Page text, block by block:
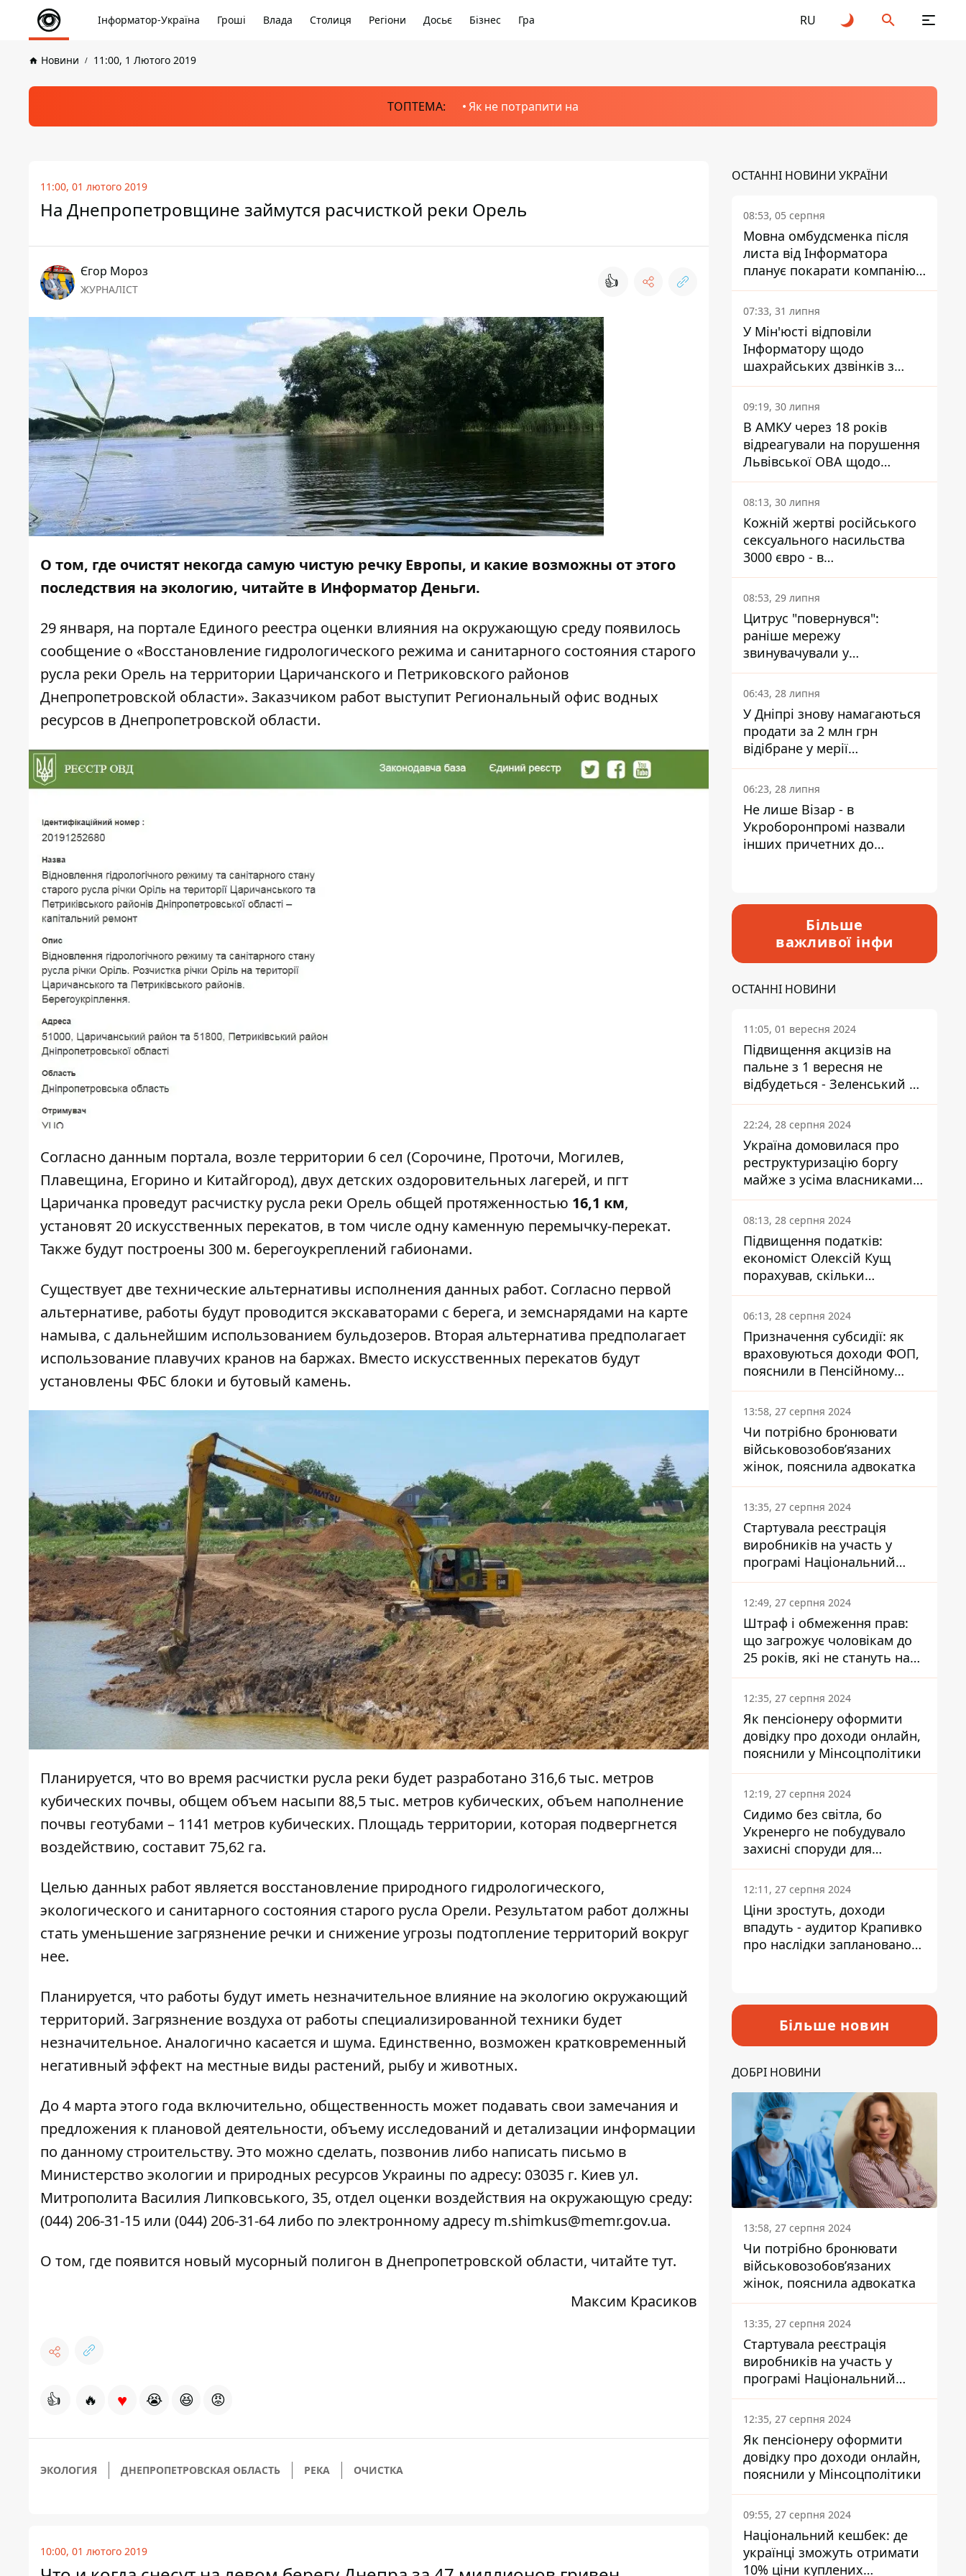
Інформатор-Україна Гроші Влада Столиця Регіони Досьє Бізнес Гра RU
Новини 11:00, 1 Лютого 2019
ТОПТЕМА: Як не потрапити на
11:00, 01 лютого 2019
На Днепропетровщине займутся расчисткой реки Орель
Єгор Мороз
ЖУРНАЛІСТ 👍
О том, где очистят некогда самую чистую речку Европы, и какие возможны от этого
последствия на экологию, читайте в Информатор Деньги.
29 января, на портале Единого реестра оценки влияния на окружающую среду появилось
сообщение о «Восстановление гидрологического режима и санитарного состояния старого
русла реки Орель на территории Царичанского и Петриковского районов
Днепропетровской области». Заказчиком работ выступит Региональный офис водных
ресурсов в Днепропетровской области.
Согласно данным портала, возле территории 6 сел (Сорочине, Проточи, Могилев,
Плавещина, Егорино и Китайгород), двух детских оздоровительных лагерей, и пгт
Царичанка проведут расчистку русла реки Орель общей протяженностью 16,1 км,
установят 20 искусственных перекатов, в том числе одну каменную перемычку-перекат.
Также будут построены 300 м. берегоукреплений габионами.
Существует две технические альтернативы исполнения данных работ. Согласно первой
альтернативе, работы будут проводится экскаваторами с берега, и земснарядами на карте
намыва, с дальнейшим использованием бульдозеров. Вторая альтернатива предполагает
использование плавучих кранов на баржах. Вместо искусственных перекатов будут
установлены ФБС блоки и бутовый камень.
Планируется, что во время расчистки русла реки будет разработано 316,6 тыс. метров
кубических почвы, общем объем насыпи 88,5 тыс. метров кубических, объем наполнение
почвы геотубами – 1141 метров кубических. Площадь территории, которая подвергнется
воздействию, составит 75,62 га.
Целью данных работ является восстановление природного гидрологического,
экологического и санитарного состояния старого русла Орели. Результатом работ должны
стать уменьшение загрязнение речки и снижение угрозы подтопление территорий вокруг
нее.
Планируется, что работы будут иметь незначительное влияние на экологию окружающий
территорий. Загрязнение воздуха от работы специализированной техники будет
незначительное. Аналогично касается и шума. Единственно, возможен кратковременный
негативный эффект на местные виды растений, рыбу и животных.
До 4 марта этого года включительно, общественность может подавать свои замечания и
предложения к плановой деятельности, объему исследований и детализации информации
по данному строительству. Это можно сделать, позвонив либо написать письмо в
Министерство экологии и природных ресурсов Украины по адресу: 03035 г. Киев ул.
Митрополита Василия Липковського, 35, отдел оценки воздействия на окружающую среду:
(044) 206-31-15 или (044) 206-31-64 либо по электронному адресу m.shimkus@memr.gov.ua.
О том, где появится новый мусорный полигон в Днепропетровской области, читайтетут.
Максим Красиков
👍 🔥 ♥ 😭 😆 😡
ЭКОЛОГИЯ ДНЕПРОПЕТРОВСКАЯ ОБЛАСТЬ РЕКА ОЧИСТКА
10:00, 01 лютого 2019
ОСТАННІ НОВИНИ УКРАЇНИ
08:53, 05 серпня
Мовна омбудсменка після
листа від Інформатора
планує покарати компанію-
підрядника ПриватБанку
07:33, 31 липня
У Мін'юсті відповіли
Інформатору щодо
шахрайських дзвінків з
камери Сумського СІЗО так,
що ніхто нічого не зрозумів
09:19, 30 липня
В АМКУ через 18 років
відреагували на порушення
Львівської ОВА щодо
харчування у закладах
освіти
08:13, 30 липня
Кожній жертві російського
сексуального насильства
3000 євро - в
Мінсоцполітики пояснили
Інформатору, звідки на це
гроші
08:53, 29 липня
Цитрус "повернувся":
раніше мережу
звинувачували у
контрабанді техніки та
ухиленні від сплати
податків
06:43, 28 липня
У Дніпрі знову намагаються
продати за 2 млн грн
відібране у мерії
приміщення Укрпошти
06:23, 28 липня
Не лише Візар - в
Укроборонпромі назвали
інших причетних до
Більше
важливої інфи
ОСТАННІ НОВИНИ
11:05, 01 вересня 2024
Підвищення акцизів на
пальне з 1 вересня не
відбудеться - Зеленський не
підписав закон
22:24, 28 серпня 2024
Україна домовилася про
реструктуризацію боргу
майже з усіма власниками
єврооблігацій: що це
означає для країни
08:13, 28 серпня 2024
Підвищення податків:
економіст Олексій Кущ
порахував, скільки
заплатить кожен українець
06:13, 28 серпня 2024
Призначення субсидії: як
враховуються доходи ФОП,
пояснили в Пенсійному
фонді
13:58, 27 серпня 2024
Чи потрібно бронювати
військовозобов’язаних
жінок, пояснила адвокатка
13:35, 27 серпня 2024
Стартувала реєстрація
виробників на участь у
програмі Національний
кешбек: як це зробити
через портал Дія
12:49, 27 серпня 2024
Штраф і обмеження прав:
що загрожує чоловікам до
25 років, які не стануть на
військовий облік
12:35, 27 серпня 2024
Як пенсіонеру оформити
довідку про доходи онлайн,
пояснили у Мінсоцполітики
12:19, 27 серпня 2024
Сидимо без світла, бо
Укренерго не побудувало
захисні споруди для
енергетики - нардеп
Кучеренко
12:11, 27 серпня 2024
Ціни зростуть, доходи
впадуть - аудитор Крапивко
про наслідки запланованого
Більше новин
ДОБРІ НОВИНИ
13:58, 27 серпня 2024
Чи потрібно бронювати
військовозобов’язаних
жінок, пояснила адвокатка
13:35, 27 серпня 2024
Стартувала реєстрація
виробників на участь у
програмі Національний
кешбек: як це зробити
через портал Дія
12:35, 27 серпня 2024
Як пенсіонеру оформити
довідку про доходи онлайн,
пояснили у Мінсоцполітики
09:55, 27 серпня 2024
Національний кешбек: де
українці зможуть отримати
10% ціни куплених